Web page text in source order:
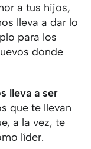
a tus hijos,
lleva a dar lo
para los
donde
lleva a ser
que te llevan
a la vez, te
líder.